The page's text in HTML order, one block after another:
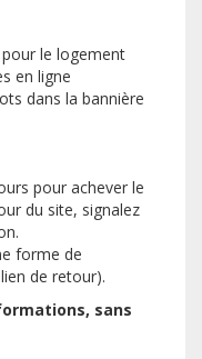
le logement
en ligne
dans la bannière
pour achever le
du site, signalez
forme de
de retour).
sans